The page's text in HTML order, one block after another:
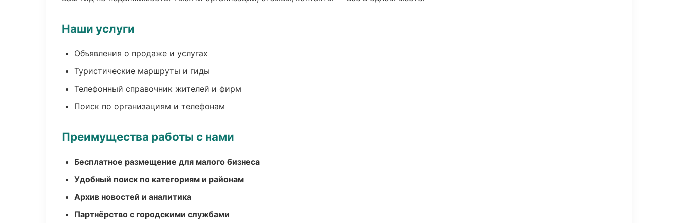
Наши услуги
Объявления о продаже и услугах
Туристические маршруты и гиды
Телефонный справочник жителей и фирм
Поиск по организациям и телефонам
Преимущества работы с нами
Бесплатное размещение для малого бизнеса
Удобный поиск по категориям и районам
Архив новостей и аналитика
Партнёрство с городскими службами